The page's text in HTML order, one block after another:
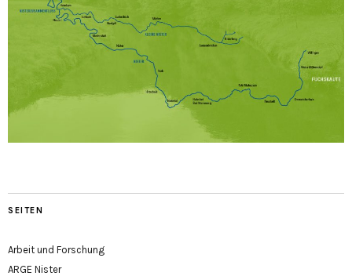
SEITEN
Arbeit und Forschung
ARGE Nister